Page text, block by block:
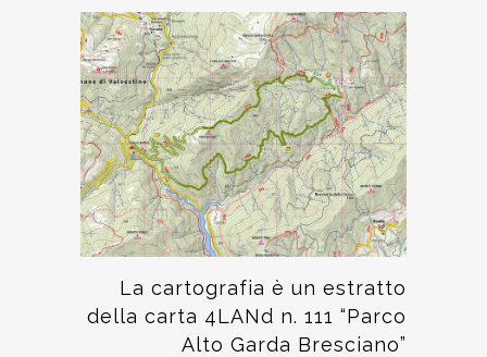
La cartografia è un estratto
della carta 4LANd n. 111 “Parco
Alto Garda Bresciano”